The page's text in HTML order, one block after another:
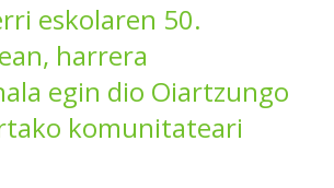
eskolaren 50.
harrera
egin dio Oiartzungo
komunitateari